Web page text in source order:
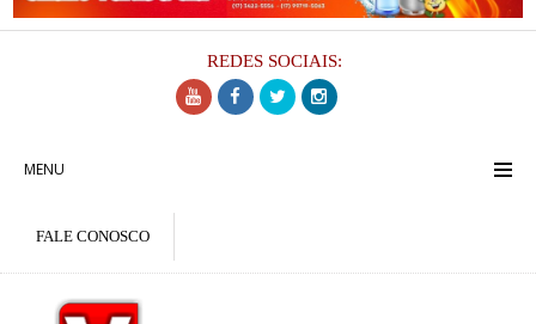
REDES SOCIAIS:
MENU
FALE CONOSCO